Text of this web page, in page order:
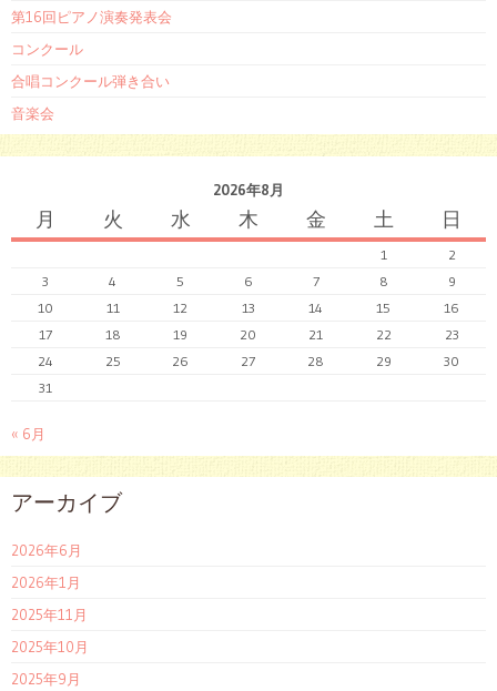
第16回ピアノ演奏発表会
コンクール
合唱コンクール弾き合い
音楽会
2026年8月
月 火 水 木 金 土 日
1
2
3
4 5 6 7 8
9
10
11 12 13 14 15
16
17
18 19 20 21 22
23
24
25 26 27 28 29
30
31
« 6月
アーカイブ
2026年6月
2026年1月
2025年11月
2025年10月
2025年9月